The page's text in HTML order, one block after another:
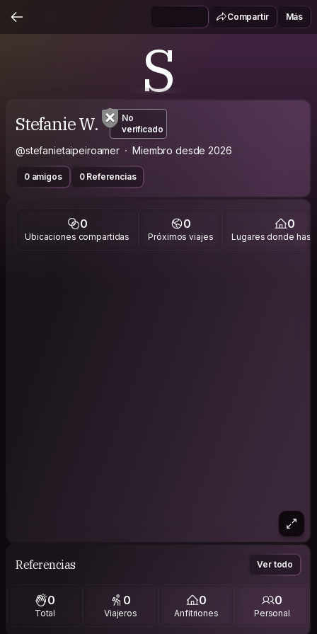
Compartir Más
S
Stefanie W.
No
verificado
@stefanietaipeiroamer Miembro desde 2026
0 amigos 0 Referencias
0
Ubicaciones compartidas
0
Próximos viajes
0
Lugares donde has
Referencias Ver todo
0
Total
0
Viajeros
0
Anfitriones
0
Personal